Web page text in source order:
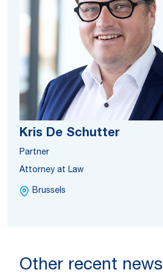
Kris De Schutter
Partner
Attorney at Law
Brussels
Other recent news